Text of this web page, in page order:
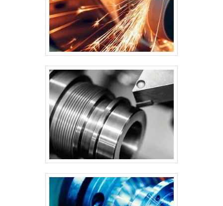
Responsável; Altamente qualificada; Inovadora;
Segura. MAIS DETALHES SOBRE A EMPRESANa
Polimatec tem o que há de melhor no ramo de usinagem
precisão. Os clientes encontram ítens como pinos e
tubulações. É conhecida por ser comprometida com os
serviços e segura, qualificações construídas por focar
suas ações no resultado final, tendo escritório de alta
qualidade onde são realizadas as atividades e
equipamentos de última geração. Esses fatores,
somados a um time de profissionais disposto a atender
com seriedade, transparência e agilidade e
profissionais com vasta experiência nas diversas
áreas de atuação, garantem o sucesso de cada cliente